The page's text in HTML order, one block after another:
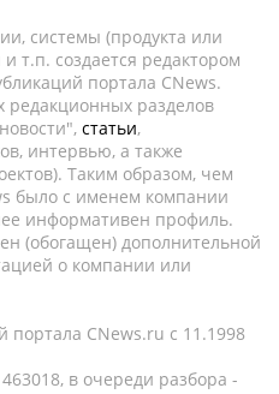
системы (продукта или
т.п. создается редактором
портала CNews.
редакционных разделов
статьи,
интервью, а также
Таким образом, чем
было с именем компании
информативен профиль.
(обогащен) дополнительной
о компании или
портала CNews.ru c 11.1998
в очереди разбора -